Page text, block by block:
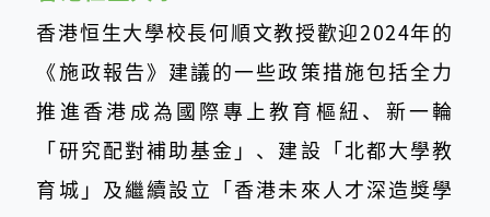
香港恒生大學校長何順文教授歡迎2024年的
《施政報告》建議的一些政策措施包括全力
推進香港成為國際專上教育樞紐、新一輪
「研究配對補助基金」、建設「北都大學教
育城」及繼續設立「香港未來人才深造獎學